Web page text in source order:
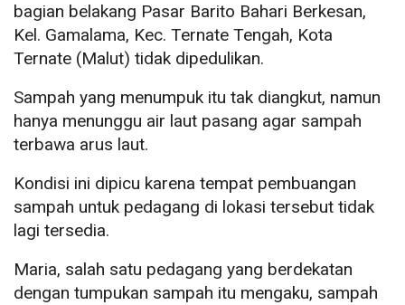
bagian belakang Pasar Barito Bahari Berkesan,
Kel. Gamalama, Kec. Ternate Tengah, Kota
Ternate (Malut) tidak dipedulikan.
Sampah yang menumpuk itu tak diangkut, namun
hanya menunggu air laut pasang agar sampah
terbawa arus laut.
Kondisi ini dipicu karena tempat pembuangan
sampah untuk pedagang di lokasi tersebut tidak
lagi tersedia.
Maria, salah satu pedagang yang berdekatan
dengan tumpukan sampah itu mengaku, sampah